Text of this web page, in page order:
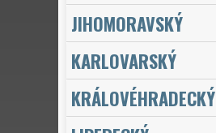
JIHOMORAVSKÝ
KARLOVARSKÝ
KRÁLOVÉHRADECKÝ